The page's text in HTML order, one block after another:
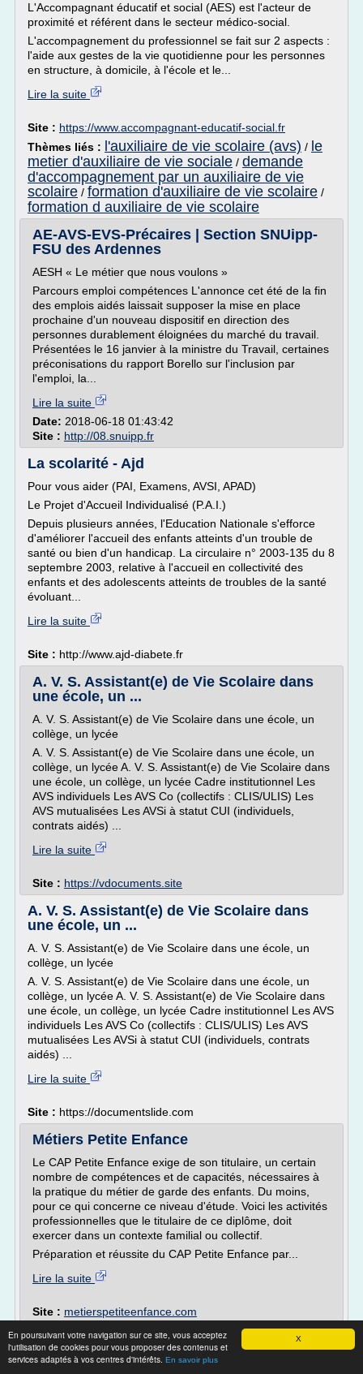
X
En poursuivant votre navigation sur ce site, vous acceptez
l'utilisation de cookies pour vous proposer des contenus et
services adaptés à vos centres d'intérêts. En savoir plus
L'Accompagnant éducatif et social (AES) est l'acteur de
proximité et référent dans le secteur médico-social.
L'accompagnement du professionnel se fait sur 2 aspects :
l'aide aux gestes de la vie quotidienne pour les personnes
en structure, à domicile, à l'école et le...
Lire la suite
Site : https://www.accompagnant-educatif-social.fr
Thèmes liés :
l'auxiliaire de vie scolaire (avs) / le
metier d'auxiliaire de vie sociale / demande
d'accompagnement par un auxiliaire de vie
scolaire / formation d'auxiliaire de vie scolaire /
formation d auxiliaire de vie scolaire
AE-AVS-EVS-Précaires | Section SNUipp-
FSU des Ardennes
AESH « Le métier que nous voulons »
Parcours emploi compétences L'annonce cet été de la fin
des emplois aidés laissait supposer la mise en place
prochaine d'un nouveau dispositif en direction des
personnes durablement éloignées du marché du travail.
Présentées le 16 janvier à la ministre du Travail, certaines
préconisations du rapport Borello sur l'inclusion par
l'emploi, la...
Lire la suite
Date: 2018-06-18 01:43:42
Site : http://08.snuipp.fr
La scolarité - Ajd
Pour vous aider (PAI, Examens, AVSI, APAD)
Le Projet d'Accueil Individualisé (P.A.I.)
Depuis plusieurs années, l'Education Nationale s'efforce
d'améliorer l'accueil des enfants atteints d'un trouble de
santé ou bien d'un handicap. La circulaire n° 2003-135 du 8
septembre 2003, relative à l'accueil en collectivité des
enfants et des adolescents atteints de troubles de la santé
évoluant...
Lire la suite
Site : http://www.ajd-diabete.fr
A. V. S. Assistant(e) de Vie Scolaire dans
une école, un ...
A. V. S. Assistant(e) de Vie Scolaire dans une école, un
collège, un lycée
A. V. S. Assistant(e) de Vie Scolaire dans une école, un
collège, un lycée A. V. S. Assistant(e) de Vie Scolaire dans
une école, un collège, un lycée Cadre institutionnel Les
AVS individuels Les AVS Co (collectifs : CLIS/ULIS) Les
AVS mutualisées Les AVSi à statut CUI (individuels,
contrats aidés) ...
Lire la suite
Site : https://vdocuments.site
A. V. S. Assistant(e) de Vie Scolaire dans
une école, un ...
A. V. S. Assistant(e) de Vie Scolaire dans une école, un
collège, un lycée
A. V. S. Assistant(e) de Vie Scolaire dans une école, un
collège, un lycée A. V. S. Assistant(e) de Vie Scolaire dans
une école, un collège, un lycée Cadre institutionnel Les AVS
individuels Les AVS Co (collectifs : CLIS/ULIS) Les AVS
mutualisées Les AVSi à statut CUI (individuels, contrats
aidés) ...
Lire la suite
Site : https://documentslide.com
Métiers Petite Enfance
Le CAP Petite Enfance exige de son titulaire, un certain
nombre de compétences et de capacités, nécessaires à
la pratique du métier de garde des enfants. Du moins,
pour ce qui concerne ce niveau d'étude. Voici les activités
professionnelles que le titulaire de ce diplôme, doit
exercer dans un contexte familial ou collectif.
Préparation et réussite du CAP Petite Enfance par...
Lire la suite
Site : metierspetiteenfance.com
A. V. S. Assistant(e) de Vie Scolaire dans
une école, un ...